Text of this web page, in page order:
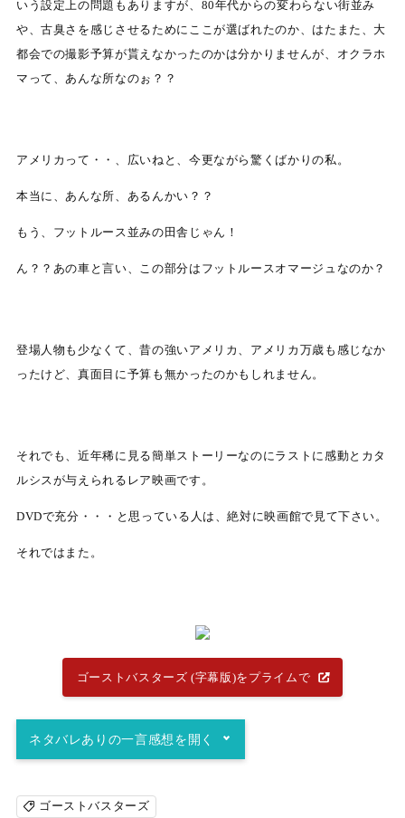
いう設定上の問題もありますが、80年代からの変わらない街並み
や、古臭さを感じさせるためにここが選ばれたのか、はたまた、大
都会での撮影予算が貰えなかったのかは分かりませんが、オクラホ
マって、あんな所なのぉ？？
アメリカって・・、広いねと、今更ながら驚くばかりの私。
本当に、あんな所、あるんかい？？
もう、フットルース並みの田舎じゃん！
ん？？あの車と言い、この部分はフットルースオマージュなのか？
登場人物も少なくて、昔の強いアメリカ、アメリカ万歳も感じなか
ったけど、真面目に予算も無かったのかもしれません。
それでも、近年稀に見る簡単ストーリーなのにラストに感動とカタ
ルシスが与えられるレア映画です。
DVDで充分・・・と思っている人は、絶対に映画館で見て下さい。
それではまた。
ゴーストバスターズ (字幕版)をプライムで
ネタバレありの一言感想を開く
で、それだけ残念。
ゴーストバスターズ